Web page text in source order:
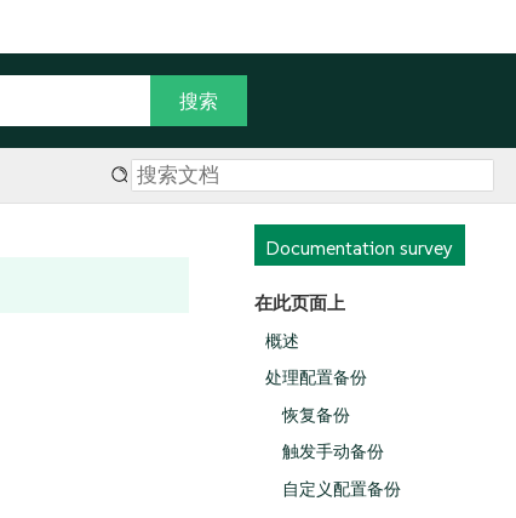
Documentation survey
在此页面上
概述
处理配置备份
恢复备份
触发手动备份
自定义配置备份